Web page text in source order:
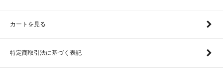
カートを見る
特定商取引法に基づく表記